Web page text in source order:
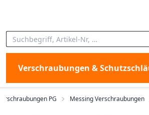
Verschraubungen &
PG Messing Verschraubungen